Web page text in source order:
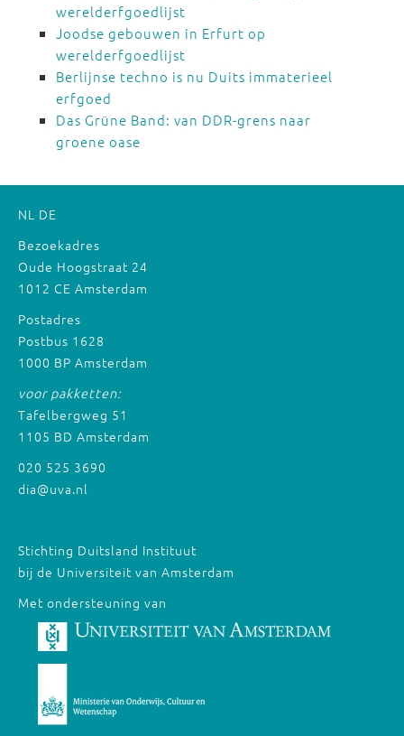
werelderfgoedlijst
Joodse gebouwen in Erfurt op
werelderfgoedlijst
Berlijnse techno is nu Duits immaterieel
erfgoed
Das Grüne Band: van DDR-grens naar
groene oase
NL DE
Bezoekadres
Oude Hoogstraat 24
1012 CE Amsterdam
Postadres
Postbus 1628
1000 BP Amsterdam
voor pakketten:
Tafelbergweg 51
1105 BD Amsterdam
020 525 3690
dia@uva.nl
Stichting Duitsland Instituut
bij de Universiteit van Amsterdam
Met ondersteuning van